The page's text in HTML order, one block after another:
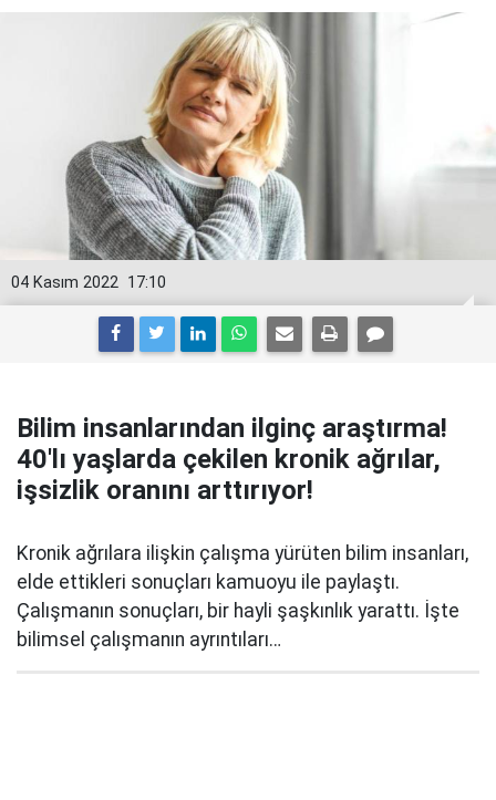
17:10
04 Kasım 2022
Bilim insanlarından ilginç araştırma!
40'lı yaşlarda çekilen kronik ağrılar,
işsizlik oranını arttırıyor!
Kronik ağrılara ilişkin çalışma yürüten bilim insanları,
elde ettikleri sonuçları kamuoyu ile paylaştı.
Çalışmanın sonuçları, bir hayli şaşkınlık yarattı. İşte
bilimsel çalışmanın ayrıntıları…